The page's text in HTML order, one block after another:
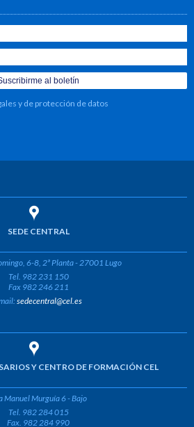
y de protección de datos
SEDE CENTRAL
6-8, 2ª Planta - 27001 Lugo
Tel. 982 231 150
Fax 982 246 211
sedecentral@cel.es
Y CENTRO DE FORMACIÓN CEL
Manuel Murguía 6 - Bajo
Tel. 982 284 015
Fax. 982 284 990